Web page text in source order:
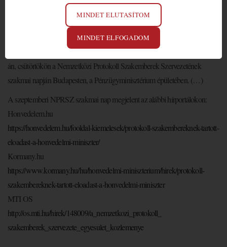
„Minden szervezetben kiemelt jelentősége van a protokollnak, ezért
felkészült szakemberekre van szükség, akik szívvel-lélekkel végzik
feladataikat – mondta Benkő Tibor honvédelmi miniszter szeptember 26-
án, csütörtökön a Nemzetközi Protokoll Szakemberek Szervezetének
szakmai napján Budapesten, a Pénzügyminisztérium épületében. (…)
A szeptemberi NPRSZ szakmai nap megjelent az alábbi hírportálokon:
Honvedelem.hu
https://honvedelem.hu/fooldal-kiemelesek/protokoll-szakembereknek-tartott-
eloadast-a-honvedelmi-miniszter/
Kormany.hu
https://www.kormany.hu/hu/honvedelmi-miniszterium/hirek/protokoll-
szakembereknek-tartott-eloadast-a-honvedelmi-miniszter
MTI OS
http://os.mti.hu/hirek/148009/a_nemzetkozi_protokoll_
szakemberek_szervezete_ egyesulet_kozlemenye
MINDET ELUTASÍTOM
MINDET ELFOGADOM